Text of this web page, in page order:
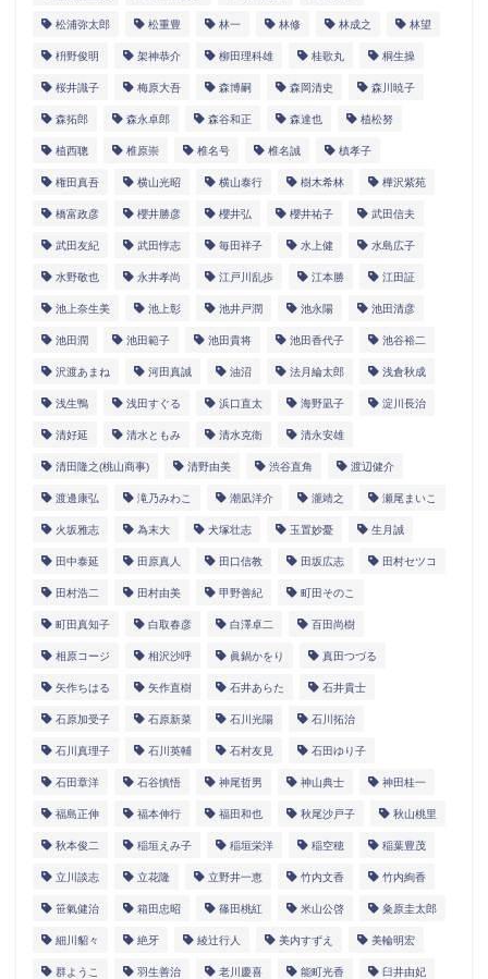
松浦弥太郎 松重豊 林一 林修 林成之 林望
枡野俊明 架神恭介 柳田理科雄 桂歌丸 桐生操
桜井識子 梅原大吾 森博嗣 森岡清史 森川暁子
森拓郎 森永卓郎 森谷和正 森達也 植松努
植西聰 椎原崇 椎名号 椎名誠 槙孝子
権田真吾 横山光昭 横山泰行 樹木希林 樺沢紫苑
橋富政彦 櫻井勝彦 櫻井弘 櫻井祐子 武田信夫
武田友紀 武田惇志 毎田祥子 水上健 水島広子
水野敬也 永井孝尚 江戸川乱歩 江本勝 江田証
池上奈生美 池上彰 池井戸潤 池永陽 池田清彦
池田潤 池田範子 池田貴将 池田香代子 池谷裕二
沢渡あまね 河田真誠 油沼 法月綸太郎 浅倉秋成
浅生鴨 浅田すぐる 浜口直太 海野凪子 淀川長治
清好延 清水ともみ 清水克衛 清永安雄
清田隆之(桃山商事) 清野由美 渋谷直角 渡辺健介
渡邊康弘 滝乃みわこ 潮凪洋介 瀧靖之 瀬尾まいこ
火坂雅志 為末大 犬塚壮志 玉置妙憂 生月誠
田中泰延 田原真人 田口信教 田坂広志 田村セツコ
田村浩二 田村由美 甲野善紀 町田そのこ
町田真知子 白取春彦 白澤卓二 百田尚樹
相原コージ 相沢沙呼 眞鍋かをり 真田つづる
矢作ちはる 矢作直樹 石井あらた 石井貴士
石原加受子 石原新菜 石川光陽 石川拓治
石川真理子 石川英輔 石村友見 石田ゆり子
石田章洋 石谷慎悟 神尾哲男 神山典士 神田桂一
福島正伸 福本伸行 福田和也 秋尾沙戸子 秋山桃里
秋本俊二 稲垣えみ子 稲垣栄洋 稲空穂 稲葉豊茂
立川談志 立花隆 立野井一恵 竹内文香 竹内絢香
笹氣健治 箱田忠昭 篠田桃紅 米山公啓 粂原圭太郎
細川貂々 絶牙 綾辻行人 美内すずえ 美輪明宏
群ようこ 羽生善治 老川慶喜 能町光香 臼井由妃